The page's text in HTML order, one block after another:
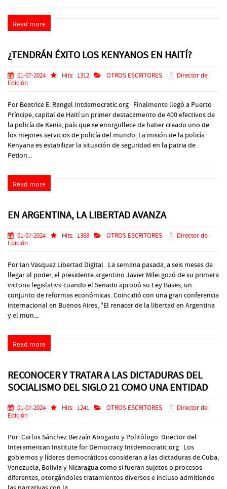
Read more
¿TENDRÁN ÉXITO LOS KENYANOS EN HAITÍ?
01-07-2024 Hits: 1312 OTROS ESCRITORES
Director de
Edición
Por Beatrice E. Rangel Intdemocratic.org Finalmente llegó a Puerto
Príncipe, capital de Haití un primer destacamento de 400 efectivos de
la policía de Kenia, país que se enorgullece de haber creado uno de
los mejores servicios de policía del mundo. La misión de la policía
Kenyana es estabilizar la situación de seguridad en la patria de
Petion...
Read more
EN ARGENTINA, LA LIBERTAD AVANZA
01-07-2024 Hits: 1368 OTROS ESCRITORES
Director de
Edición
Por Ian Vasquez Libertad Digital La semana pasada, a seis meses de
llegar al poder, el presidente argentino Javier Milei gozó de su primera
victoria legislativa cuando el Senado aprobó su Ley Bases, un
conjunto de reformas económicas. Coincidió con una gran conferencia
internacional en Buenos Aires, "El renacer de la libertad en Argentina
y el mun...
Read more
RECONOCER Y TRATAR A LAS DICTADURAS DEL
SOCIALISMO DEL SIGLO 21 COMO UNA ENTIDAD
01-07-2024 Hits: 1241 OTROS ESCRITORES
Director de
Edición
Por: Carlos Sánchez Berzaín Abogado y Politólogo. Director del
Interamerican Institute for Democracy Intdemocratic.org Los
gobiernos y líderes democráticos consideran a las dictaduras de Cuba,
Venezuela, Bolivia y Nicaragua como si fueran sujetos o procesos
diferentes, otorgándoles tratamientos diversos e incluso admitiendo